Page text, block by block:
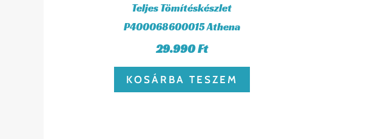
Teljes Tömítéskészlet
P400068600015 Athena
29.990Ft
KOSÁRBA TESZEM